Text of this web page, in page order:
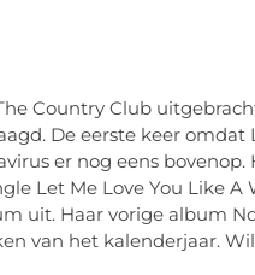
Country Club
De eerste keer omdat
er nog eens
Let Me Love You Like A
uit. Haar vorige album
van het kalenderjaar.